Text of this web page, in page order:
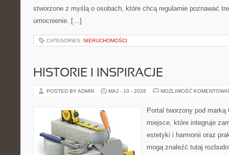
stworzone z myślą o osobach, które chcą regularnie poznawać
umocnienie. […]
CATEGORIES: NIERUCHOMOŚCI
HISTORIE I INSPIRACJE
POSTED BY ADMIN MAJ - 10 - 2026 MOŻLIWOŚĆ
Portal tworzony pod
miejsce, które integruje
estetyki i harmonii oraz
mogą znaleźć tutaj